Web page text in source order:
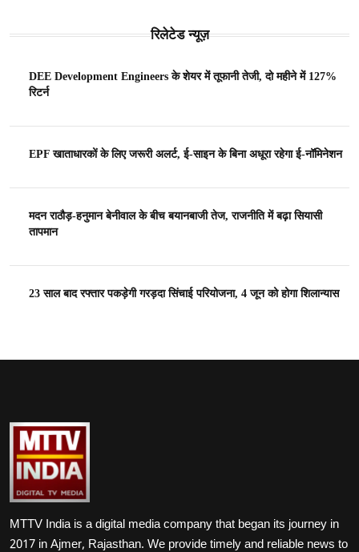
रिलेटेड न्यूज़
DEE Development Engineers के शेयर में तूफानी तेजी, दो महीने में 127%
रिटर्न
EPF खाताधारकों के लिए जरूरी अलर्ट, ई-साइन के बिना अधूरा रहेगा ई-नॉमिनेशन
मदन राठौड़-हनुमान बेनीवाल के बीच बयानबाजी तेज, राजनीति में बढ़ा सियासी
तापमान
23 साल बाद रफ्तार पकड़ेगी गरड़दा सिंचाई परियोजना, 4 जून को होगा शिलान्यास
MTTV India is a digital media company that began its journey in
2017 in Ajmer, Rajasthan. We provide timely and reliable news to